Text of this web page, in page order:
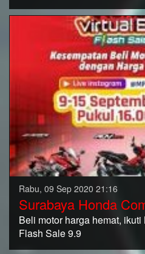
Rabu, 09 Sep 2020 21:16
Surabaya Honda
Beli motor harga hemat,
Flash Sale 9.9